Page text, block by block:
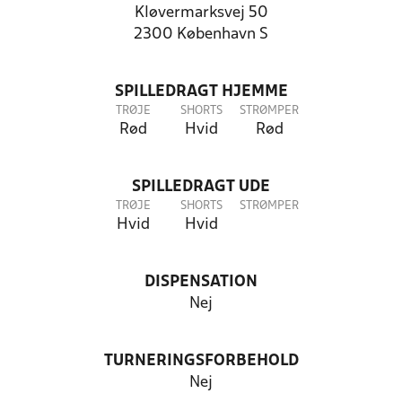
Kløvermarksvej 50
2300 København S
SPILLEDRAGT HJEMME
TRØJE
Rød
SHORTS
Hvid
STRØMPER
Rød
SPILLEDRAGT UDE
TRØJE
Hvid
SHORTS
Hvid
STRØMPER
DISPENSATION
Nej
TURNERINGSFORBEHOLD
Nej